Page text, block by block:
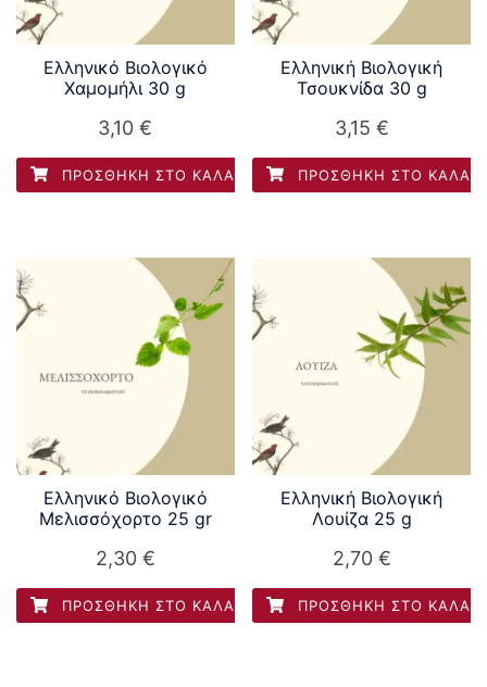
Ελληνικό Βιολογικό
Χαμομήλι 30 g
3,10€
ΠΡΟΣΘΉΚΗ ΣΤΟ ΚΑΛΆΘΙ
Ελληνική Βιολογική
Τσουκνίδα 30 g
3,15 €
ΠΡΟΣΘΉΚΗ ΣΤΟ ΚΑΛΆΘΙ
Ελληνικό Βιολογικό
Μελισσόχορτο 25 gr
2,30 €
ΠΡΟΣΘΉΚΗ ΣΤΟ ΚΑΛΆΘΙ
Ελληνική Βιολογική
Λουίζα 25 g
2,70 €
ΠΡΟΣΘΉΚΗ ΣΤΟ ΚΑΛΆΘΙ